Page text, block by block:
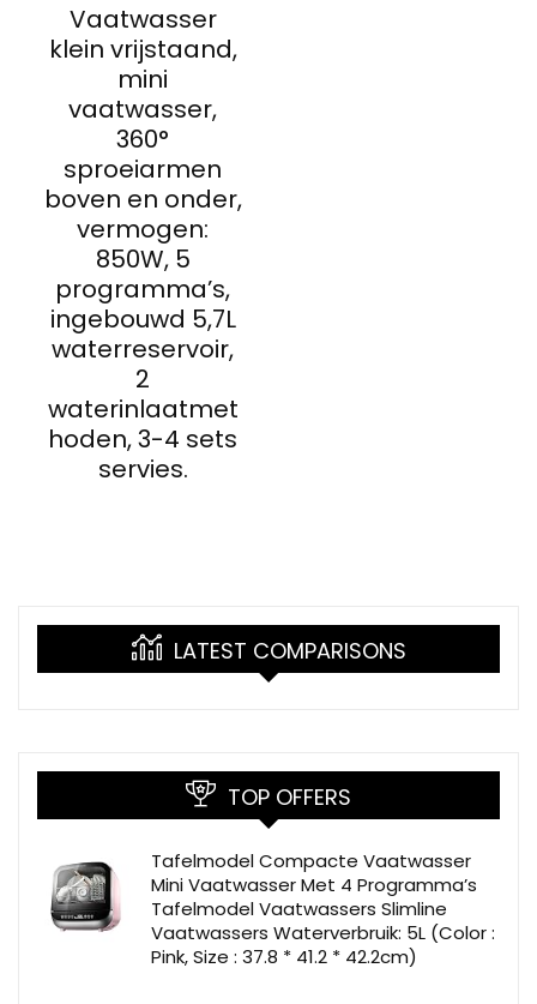
Vaatwasser
klein vrijstaand,
mini
vaatwasser,
360°
sproeiarmen
boven en onder,
vermogen:
850W, 5
programma’s,
ingebouwd 5,7L
waterreservoir,
2
waterinlaatmet
hoden, 3-4 sets
servies.
LATEST COMPARISONS
TOP OFFERS
Tafelmodel Compacte Vaatwasser
Mini Vaatwasser Met 4 Programma’s
Tafelmodel Vaatwassers Slimline
Vaatwassers Waterverbruik: 5L (Color :
Pink, Size : 37.8 * 41.2 * 42.2cm)